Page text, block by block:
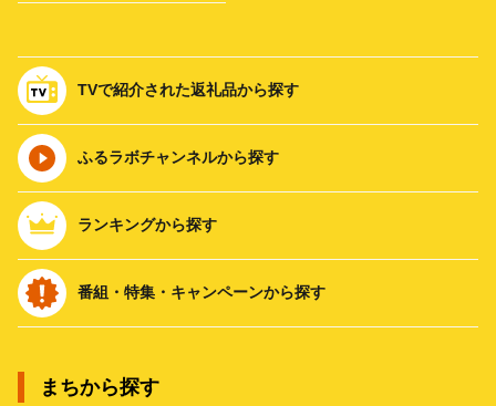
TVで紹介された返礼品から探す
ふるラボチャンネルから探す
ランキングから探す
番組・特集・キャンペーンから探す
まちから探す